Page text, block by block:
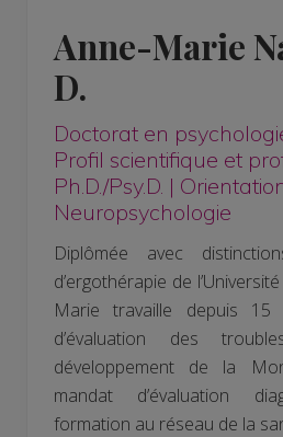
Anne-Marie
D.
Doctorat en
Profil scientifique et
Ph.D./Psy.D. |
Neuropsychologie
Diplômée avec
d’ergothérapie de
Marie travaille depuis
d’évaluation des
développement de la
mandat d’évaluation
formation au réseau de la